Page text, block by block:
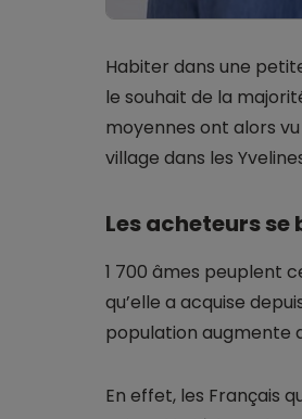
Habiter dans une
le souhait de la
moyennes ont alors
village dans les
Les acheteurs
1 700 âmes peuplent
qu’elle a acquise
population augmente
En effet, les Français